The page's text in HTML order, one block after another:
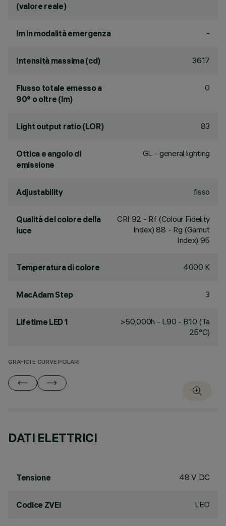
(valore reale)
lm in modalità emergenza -
Intensità massima (cd) 3617
Flusso totale emesso a
90° o oltre (lm)
0
Light output ratio (LOR) 83
Ottica e angolo di
emissione
GL - general lighting
Adjustability fisso
Qualità del colore della
luce
CRI 92 - Rf (Colour Fidelity
Index) 88 - Rg (Gamut
Index) 95
Temperatura di colore 4000 K
MacAdam Step 3
Lifetime LED 1
>50,000h - L90 - B10 (Ta
25°C)
GRAFICI E CURVE POLARI
DATI ELETTRICI
Tensione 48 V DC
Codice ZVEI LED